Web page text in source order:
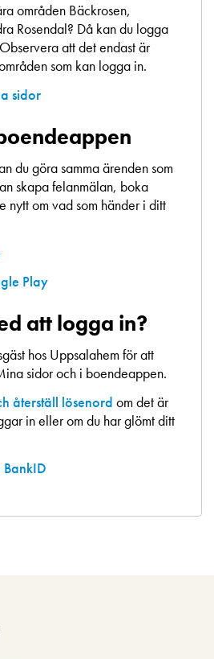
områden Bäckrosen,
Rosendal? Då kan du logga
att det endast är
som kan logga in.
sidor
du göra samma ärenden som
skapa felanmälan, boka
nytt om vad som händer i ditt
Play
att logga in?
hos Uppsalahem för att
sidor och i boendeappen.
återställ lösenord om det är
in eller om du har glömt ditt